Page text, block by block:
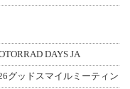
DAYS JA
グッドスマイルミーティン